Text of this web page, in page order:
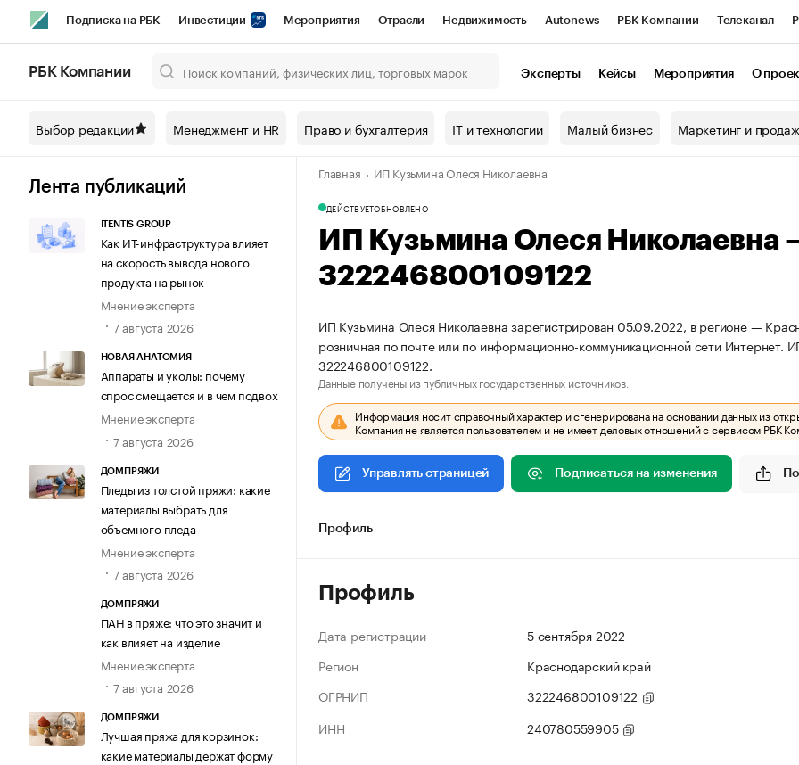
Подписка на РБК Инвестиции Мероприятия Отрасли Недвижимость Autonews РБК Компании Телеканал
Спецпроекты СПб Конференции СПб Спецпроекты Проверка контрагентов
Технологии и медиа Рынок наличной валюты
РБК Компании Эксперты Кейсы Мероприятия О
Выбор редакции Менеджмент и HR Право и бухгалтерия IT и технологии Малый бизнес Маркетинг и
Лента публикаций
ITENTIS GROUP
Как ИТ-инфраструктура влияет
на скорость вывода нового
продукта на рынок
Мнение эксперта
7 августа 2026
НОВАЯ АНАТОМИЯ
Аппараты и уколы: почему
спрос смещается и в чем подвох
Мнение эксперта
7 августа 2026
ДОМПРЯЖИ
Пледы из толстой пряжи: какие
материалы выбрать для
объемного пледа
Мнение эксперта
7 августа 2026
ДОМПРЯЖИ
ПАН в пряже: что это значит и
как влияет на изделие
Мнение эксперта
7 августа 2026
ДОМПРЯЖИ
Лучшая пряжа для корзинок:
какие материалы держат форму
Главная ИП Кузьмина Олеся Николаевна
ДЕЙСТВУЕТОБНОВЛЕНО
ИП Кузьмина Олеся
322246800109122
ИП Кузьмина Олеся Николаевна зарегистрирован 05.09.2022, в регионе —
розничная по почте или по информационно-коммуникационной сети
322246800109122.
Данные получены из публичных государственных источников.
Информация носит справочный характер и сгенерирована на основании данных из
Компания не является пользователем и не имеет деловых отношений с сервисом РБК
Управлять страницей Подписаться на изменения
Профиль
Профиль
Дата регистрации
5 сентября 2022
Регион
Краснодарский край
ОГРНИП
322246800109122
ИНН
240780559905